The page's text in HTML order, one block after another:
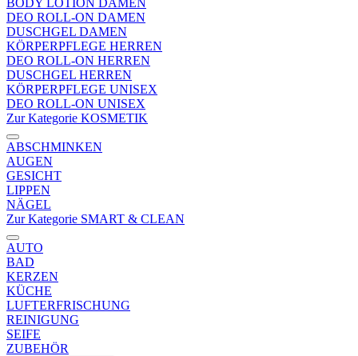
BODY LOTION DAMEN
DEO ROLL-ON DAMEN
DUSCHGEL DAMEN
KÖRPERPFLEGE HERREN
DEO ROLL-ON HERREN
DUSCHGEL HERREN
KÖRPERPFLEGE UNISEX
DEO ROLL-ON UNISEX
Zur Kategorie KOSMETIK
ABSCHMINKEN
AUGEN
GESICHT
LIPPEN
NÄGEL
Zur Kategorie SMART & CLEAN
AUTO
BAD
KERZEN
KÜCHE
LUFTERFRISCHUNG
REINIGUNG
SEIFE
ZUBEHÖR